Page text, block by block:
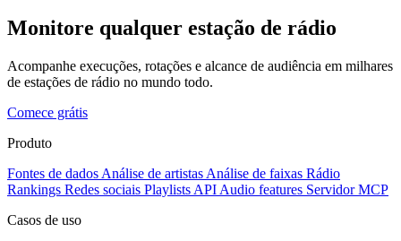
Monitore qualquer estação de rádio
Acompanhe execuções, rotações e alcance de audiência em milhares
de estações de rádio no mundo todo.
Comece grátis
Produto
Fontes de dados Análise de artistas Análise de faixas Rádio
Rankings Redes sociais Playlists API Audio features Servidor MCP
Casos de uso